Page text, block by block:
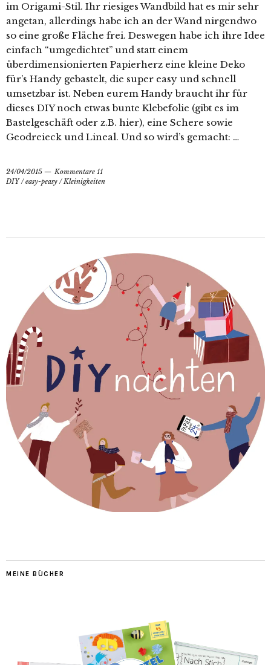
im Origami-Stil. Ihr riesiges Wandbild hat es mir sehr
angetan, allerdings habe ich an der Wand nirgendwo
so eine große Fläche frei. Deswegen habe ich ihre Idee
einfach “umgedichtet” und statt einem
überdimensionierten Papierherz eine kleine Deko
für’s Handy gebastelt, die super easy und schnell
umsetzbar ist. Neben eurem Handy braucht ihr für
dieses DIY noch etwas bunte Klebefolie (gibt es im
Bastelgeschäft oder z.B. hier), eine Schere sowie
Geodreieck und Lineal. Und so wird’s gemacht: …
24/04/2015
Kommentare 11
DIY/easy-peasy /Kleinigkeiten
MEINE BÜCHER